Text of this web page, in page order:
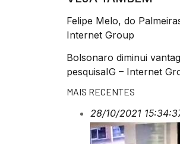
Felipe Melo, do
Internet Group
Bolsonaro diminui
pesquisaIG – Internet
MAIS RECENTES
28/10/2021